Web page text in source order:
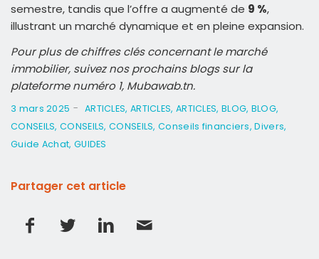
semestre, tandis que l’offre a augmenté de 9 %,
illustrant un marché dynamique et en pleine expansion.
Pour plus de chiffres clés concernant le marché
immobilier, suivez nos prochains blogs sur la
plateforme numéro 1, Mubawab.tn.
3 mars 2025 - ARTICLES, ARTICLES, ARTICLES, BLOG, BLOG,
CONSEILS,CONSEILS,CONSEILS,Conseils financiers,Divers,
Guide Achat, GUIDES
Partager cet article